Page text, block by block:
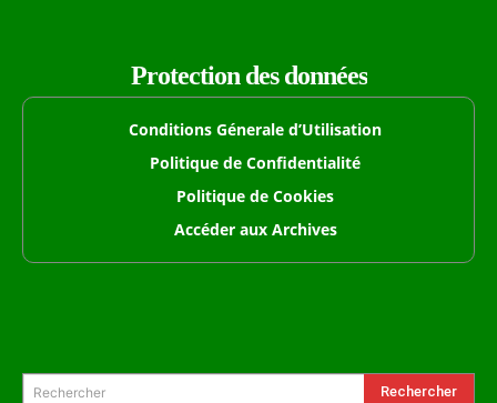
Protection des données
Conditions Génerale d’Utilisation
Politique de Confidentialité
Politique de Cookies
Accéder aux Archives
Rechercher Rechercher